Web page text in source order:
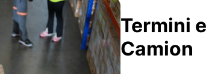
Termini
Camion